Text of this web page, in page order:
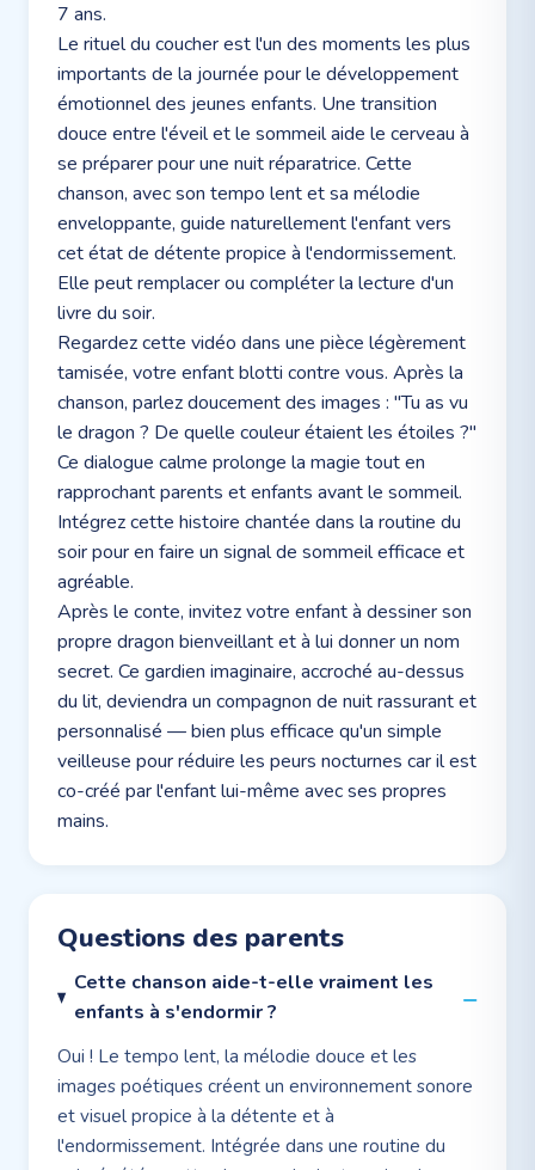
7 ans.
Le rituel du coucher est l'un des moments les plus
importants de la journée pour le développement
émotionnel des jeunes enfants. Une transition
douce entre l'éveil et le sommeil aide le cerveau à
se préparer pour une nuit réparatrice. Cette
chanson, avec son tempo lent et sa mélodie
enveloppante, guide naturellement l'enfant vers
cet état de détente propice à l'endormissement.
Elle peut remplacer ou compléter la lecture d'un
livre du soir.
Regardez cette vidéo dans une pièce légèrement
tamisée, votre enfant blotti contre vous. Après la
chanson, parlez doucement des images : "Tu as vu
le dragon ? De quelle couleur étaient les étoiles ?"
Ce dialogue calme prolonge la magie tout en
rapprochant parents et enfants avant le sommeil.
Intégrez cette histoire chantée dans la routine du
soir pour en faire un signal de sommeil efficace et
agréable.
Après le conte, invitez votre enfant à dessiner son
propre dragon bienveillant et à lui donner un nom
secret. Ce gardien imaginaire, accroché au-dessus
du lit, deviendra un compagnon de nuit rassurant et
personnalisé — bien plus efficace qu'un simple
veilleuse pour réduire les peurs nocturnes car il est
co-créé par l'enfant lui-même avec ses propres
mains.
Questions des parents
Cette chanson aide-t-elle vraiment les
enfants à s'endormir ?
Oui ! Le tempo lent, la mélodie douce et les
images poétiques créent un environnement sonore
et visuel propice à la détente et à
l'endormissement. Intégrée dans une routine du